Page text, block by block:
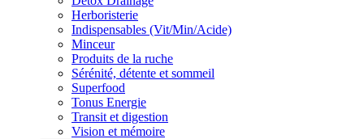
Herboristerie
Indispensables (Vit/Min/Acide)
Minceur
Produits de la ruche
Sérénité, détente et sommeil
Superfood
Tonus Energie
Transit et digestion
Vision et mémoire